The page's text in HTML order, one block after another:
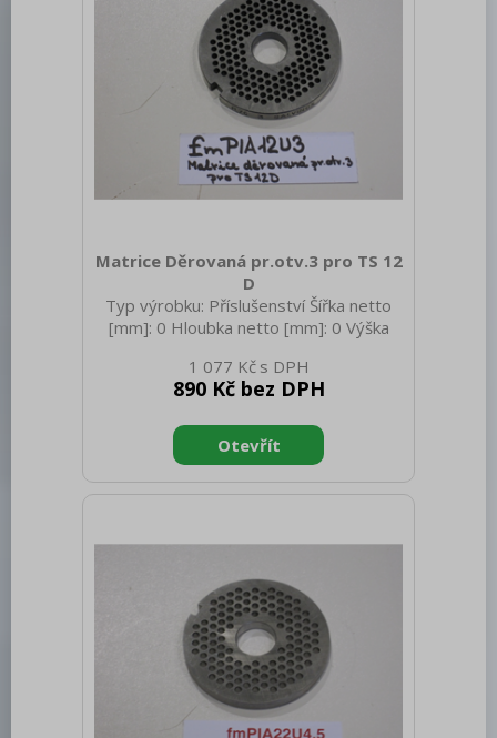
Matrice Děrovaná pr.otv.3 pro TS 12
D
Typ výrobku: Příslušenství Šířka netto
[mm]: 0 Hloubka netto [mm]: 0 Výška
Hmotnost brutto [kg]: 0.55
1 077 Kč
890 Kč bez DPH